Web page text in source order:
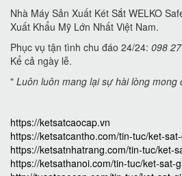
Nhà Máy Sản Xuất Két Sắt WELKO
Xuất Khẩu Mỹ Lớn Nhất Việt Nam.
Phục vụ tận tình chu đáo 24/24: 098
Kể cả ngày lễ.
" Luôn luôn mang lại sự hài lòng mong
https://ketsatcaocap.vn
https://ketsatcantho.com/tin-tuc/ket-
https://ketsatnhatrang.com/tin-tuc/ket-
https://ketsathanoi.com/tin-tuc/ket-sat-